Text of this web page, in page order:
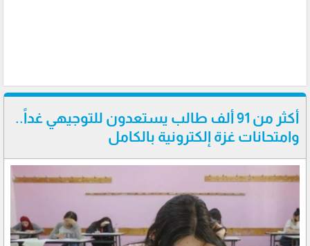
أكثر من 91 ألف طالب يستعدون للتوجيهي غداً..
وامتحانات غزة إلكترونية بالكامل